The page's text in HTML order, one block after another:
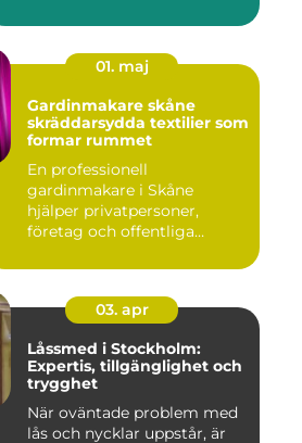
01. maj
Gardinmakare skåne
skräddarsydda textilier som
formar rummet
En professionell
gardinmakare i Skåne
hjälper privatpersoner,
företag och offentliga
03. apr
Låssmed i Stockholm:
Expertis, tillgänglighet och
trygghet
När oväntade problem med
lås och nycklar uppstår, är